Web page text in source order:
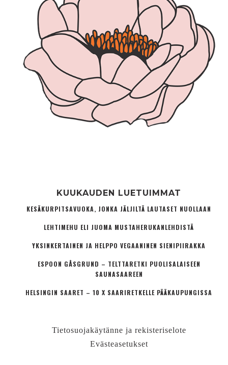
KUUKAUDEN LUETUIMMAT
KESÄKURPITSAVUOKA, JONKA JÄLJILTÄ LAUTASET NUOLLAAN
LEHTIMEHU ELI JUOMA MUSTAHERUKANLEHDISTÄ
YKSINKERTAINEN JA HELPPO VEGAANINEN SIENIPIIRAKKA
ESPOON GÅSGRUND – TELTTARETKI PUOLISALAISEEN
SAUNASAAREEN
HELSINGIN SAARET – 10 X SAARIRETKELLE PÄÄKAUPUNGISSA
Tietosuojakäytänne ja rekisteriselote
Evästeasetukset